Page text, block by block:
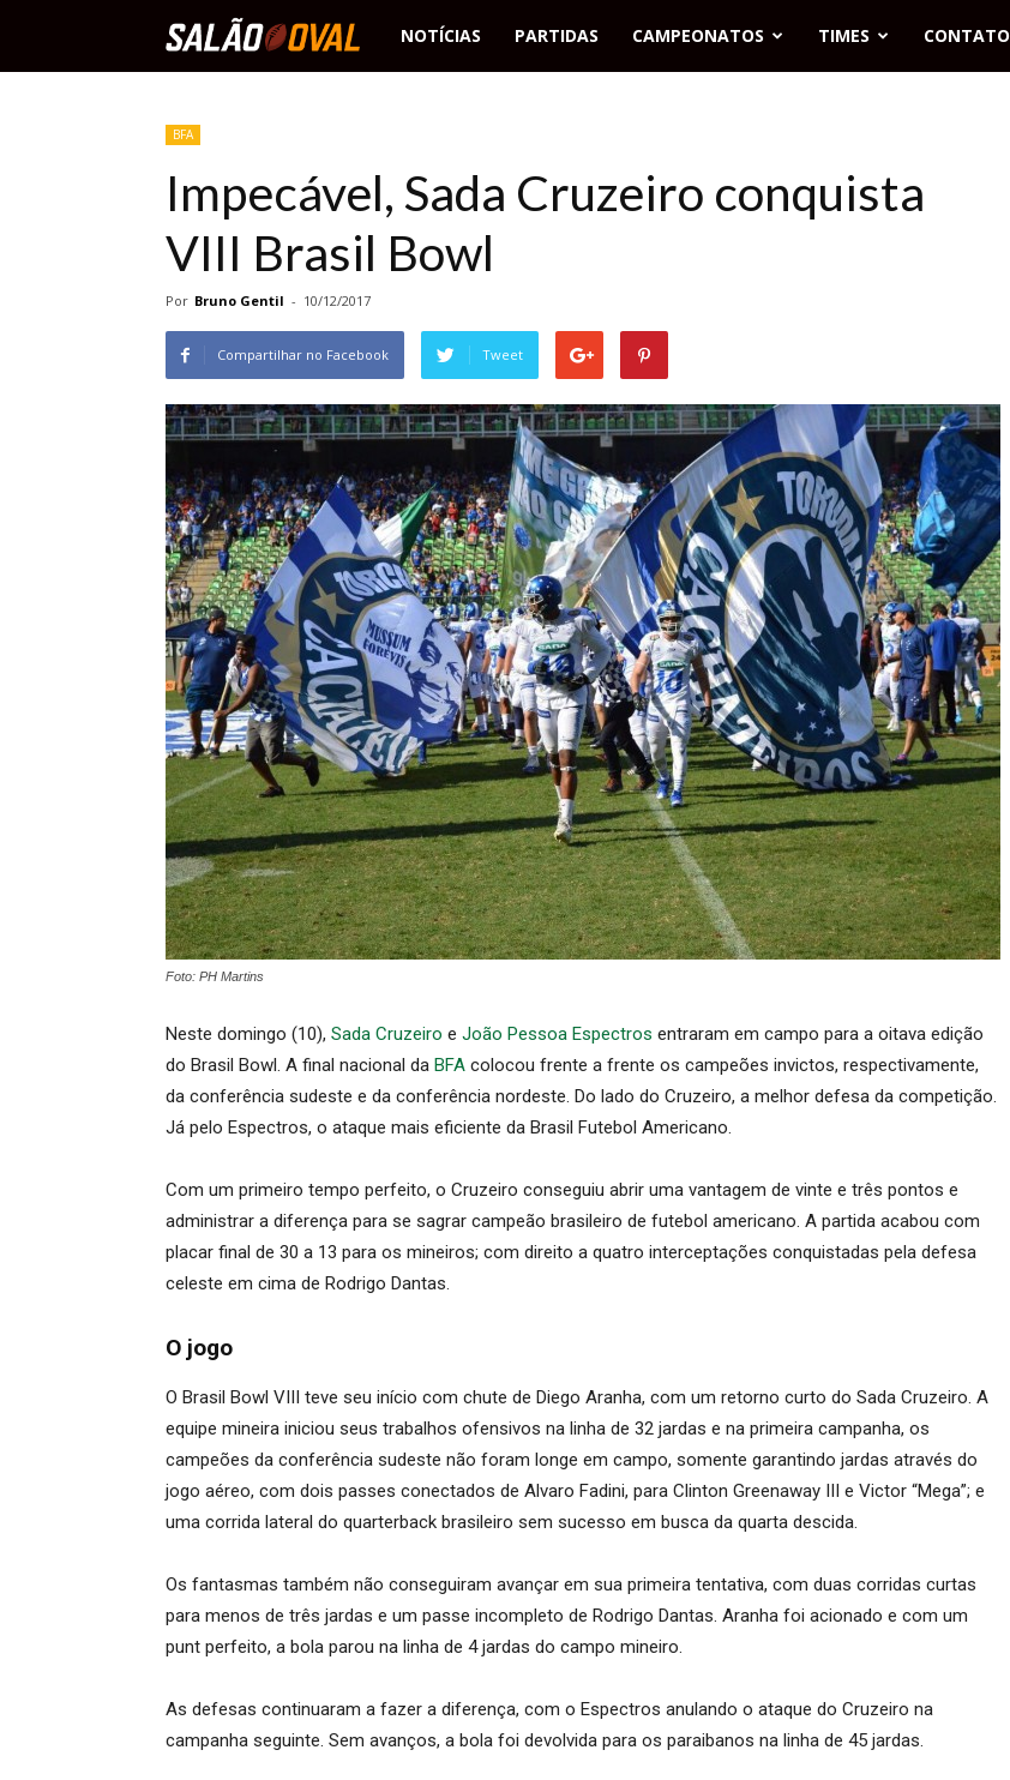
Salão
NOTÍCIAS PARTIDAS CAMPEONATOS TIMES CONTATO
BFA
Impecável, Sada Cruzeiro conquista
VIII Brasil Bowl
Por Bruno Gentil - 10/12/2017
Compartilhar no Facebook Tweet
Foto: PH Martins
Neste domingo (10), Sada Cruzeiro e João Pessoa Espectros entraram em campo para a oitava edição
do Brasil Bowl. A final nacional da BFA colocou frente a frente os campeões invictos, respectivamente,
da conferência sudeste e da conferência nordeste. Do lado do Cruzeiro, a melhor defesa da competição.
Já pelo Espectros, o ataque mais eficiente da Brasil Futebol Americano.
Com um primeiro tempo perfeito, o Cruzeiro conseguiu abrir uma vantagem de vinte e três pontos e
administrar a diferença para se sagrar campeão brasileiro de futebol americano. A partida acabou com
placar final de 30 a 13 para os mineiros; com direito a quatro interceptações conquistadas pela defesa
celeste em cima de Rodrigo Dantas.
O jogo
O Brasil Bowl VIII teve seu início com chute de Diego Aranha, com um retorno curto do Sada Cruzeiro. A
equipe mineira iniciou seus trabalhos ofensivos na linha de 32 jardas e na primeira campanha, os
campeões da conferência sudeste não foram longe em campo, somente garantindo jardas através do
jogo aéreo, com dois passes conectados de Alvaro Fadini, para Clinton Greenaway III e Victor “Mega”; e
uma corrida lateral do quarterback brasileiro sem sucesso em busca da quarta descida.
Os fantasmas também não conseguiram avançar em sua primeira tentativa, com duas corridas curtas
para menos de três jardas e um passe incompleto de Rodrigo Dantas. Aranha foi acionado e com um
punt perfeito, a bola parou na linha de 4 jardas do campo mineiro.
As defesas continuaram a fazer a diferença, com o Espectros anulando o ataque do Cruzeiro na
campanha seguinte. Sem avanços, a bola foi devolvida para os paraibanos na linha de 45 jardas.